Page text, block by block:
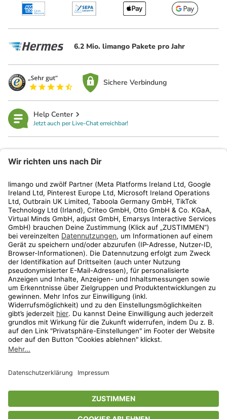
6.2 Mio. limango Pakete pro Jahr
Sichere Verbindung
Help Center
Jetzt auch per Live-Chat erreichbar!
Kundenservice
Shop
Aktionen
Travel
* Streichpreise entsprechen der unverbindlichen Preisempfehlung des
Herstellers. Prozentangaben beziehen sich auf den Streichpreis.